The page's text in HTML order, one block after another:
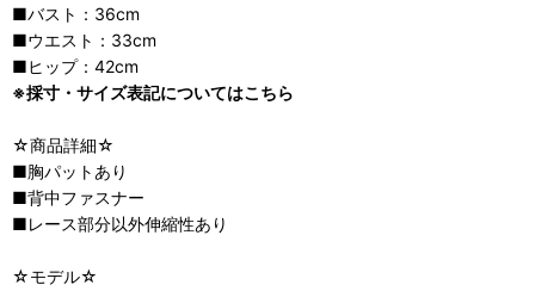
■バスト：36cm
■ウエスト：33cm
■ヒップ：42cm
※採寸・サイズ表記についてはこちら
☆商品詳細☆
■胸パットあり
■背中ファスナー
■レース部分以外伸縮性あり
☆モデル☆